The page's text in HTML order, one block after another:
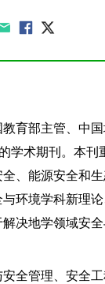
教育部主管、中
学术期刊。本刊
、能源安全和
环境学科新理
决地学领域安
全管理、安全